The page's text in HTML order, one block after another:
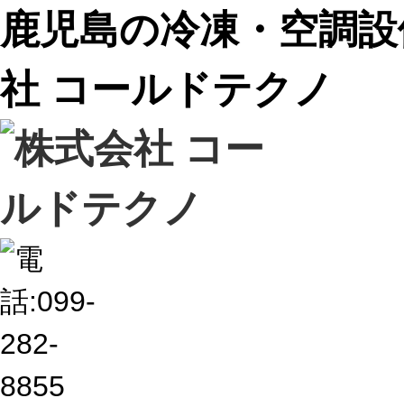
鹿児島の冷凍・空調
社 コールドテクノ